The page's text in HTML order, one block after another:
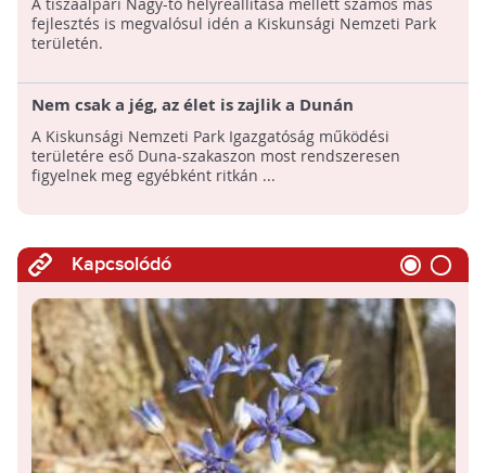
fejlesztés is megvalósul idén a Kiskunsági Nemzeti Park
területén.
Nem csak a jég, az élet is zajlik a Dunán
A Kiskunsági Nemzeti Park Igazgatóság működési
területére eső Duna-szakaszon most rendszeresen
figyelnek meg egyébként ritkán ...
Kapcsolódó